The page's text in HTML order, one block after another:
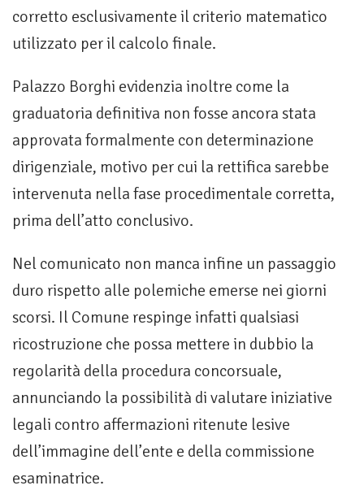
corretto esclusivamente il criterio matematico
utilizzato per il calcolo finale.
Palazzo Borghi evidenzia inoltre come la
graduatoria definitiva non fosse ancora stata
approvata formalmente con determinazione
dirigenziale, motivo per cui la rettifica sarebbe
intervenuta nella fase procedimentale corretta,
prima dell’atto conclusivo.
Nel comunicato non manca infine un passaggio
duro rispetto alle polemiche emerse nei giorni
scorsi. Il Comune respinge infatti qualsiasi
ricostruzione che possa mettere in dubbio la
regolarità della procedura concorsuale,
annunciando la possibilità di valutare iniziative
legali contro affermazioni ritenute lesive
dell’immagine dell’ente e della commissione
esaminatrice.